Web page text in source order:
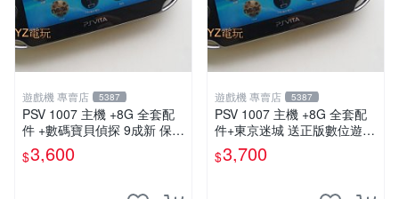
遊戲機 專賣店 5387
PSV 1007 主機 +8G 全套配
件 +數碼寶貝偵探 9成新 保修
一年 品質有保障
$3,600
遊戲機 專賣店 5387
PSV 1007 主機 +8G 全套配
件+東京迷城 送正版數位遊戲
$3,700